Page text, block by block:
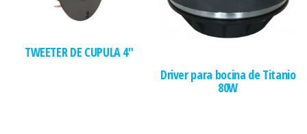
TWEETER DE CUPULA 4″
Driver para bocina de Titanio
80W